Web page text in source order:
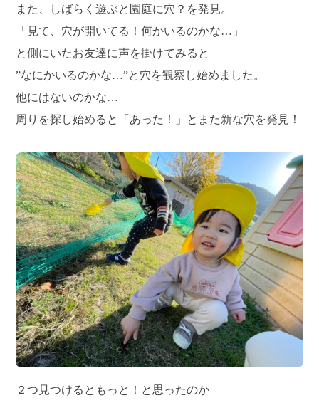
また、しばらく遊ぶと園庭に穴？を発見。
「見て、穴が開いてる！何かいるのかな…」
と側にいたお友達に声を掛けてみると
”なにかいるのかな…”と穴を観察し始めました。
他にはないのかな…
周りを探し始めると「あった！」とまた新な穴を発見！
２つ見つけるともっと！と思ったのか